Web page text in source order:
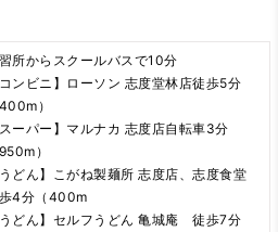
所からスクールバスで10分
コンビニ】ローソン 志度堂林店徒歩5分
400m）
スーパー】マルナカ 志度店自転車3分
950m）
うどん】こがね製麺所 志度店、志度食堂
4分（400m
うどん】セルフうどん 亀城庵 徒歩7分